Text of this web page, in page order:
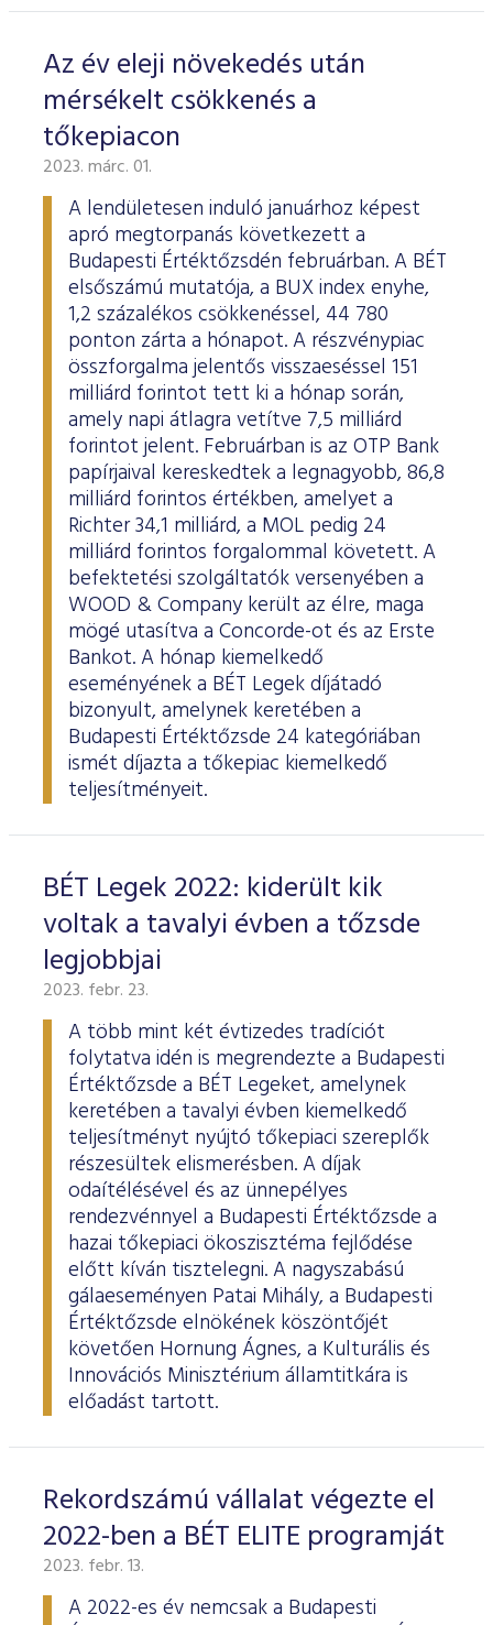
Az év eleji növekedés után
mérsékelt csökkenés a
tőkepiacon
2023. márc. 01.
A lendületesen induló januárhoz képest
apró megtorpanás következett a
Budapesti Értéktőzsdén februárban. A BÉT
elsőszámú mutatója, a BUX index enyhe,
1,2 százalékos csökkenéssel, 44 780
ponton zárta a hónapot. A részvénypiac
összforgalma jelentős visszaeséssel 151
milliárd forintot tett ki a hónap során,
amely napi átlagra vetítve 7,5 milliárd
forintot jelent. Februárban is az OTP Bank
papírjaival kereskedtek a legnagyobb, 86,8
milliárd forintos értékben, amelyet a
Richter 34,1 milliárd, a MOL pedig 24
milliárd forintos forgalommal követett. A
befektetési szolgáltatók versenyében a
WOOD & Company került az élre, maga
mögé utasítva a Concorde-ot és az Erste
Bankot. A hónap kiemelkedő
eseményének a BÉT Legek díjátadó
bizonyult, amelynek keretében a
Budapesti Értéktőzsde 24 kategóriában
ismét díjazta a tőkepiac kiemelkedő
teljesítményeit.
BÉT Legek 2022: kiderült kik
voltak a tavalyi évben a tőzsde
legjobbjai
2023. febr. 23.
A több mint két évtizedes tradíciót
folytatva idén is megrendezte a Budapesti
Értéktőzsde a BÉT Legeket, amelynek
keretében a tavalyi évben kiemelkedő
teljesítményt nyújtó tőkepiaci szereplők
részesültek elismerésben. A díjak
odaítélésével és az ünnepélyes
rendezvénnyel a Budapesti Értéktőzsde a
hazai tőkepiaci ökoszisztéma fejlődése
előtt kíván tisztelegni. A nagyszabású
gálaeseményen Patai Mihály, a Budapesti
Értéktőzsde elnökének köszöntőjét
követően Hornung Ágnes, a Kulturális és
Innovációs Minisztérium államtitkára is
előadást tartott.
Rekordszámú vállalat végezte el
2022-ben a BÉT ELITE programját
2023. febr. 13.
A 2022-es év nemcsak a Budapesti